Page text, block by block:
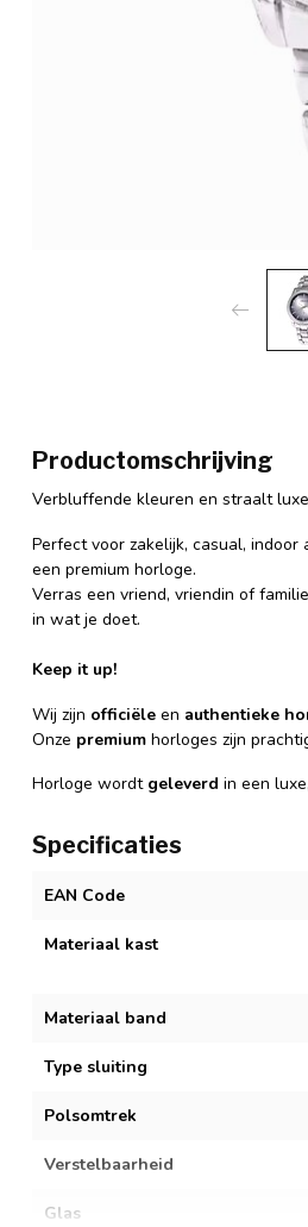
Productomschrijving
Verbluffende kleuren en straalt
Perfect voor zakelijk, casual, indoor
een premium horloge.
Verras een vriend, vriendin of
in wat je doet.
Keep it up!
Wij zijn officiële en authentieke
Onze premium horloges zijn
Horloge wordt geleverd in een
Specificaties
EAN Code
Materiaal kast
Materiaal band
Type sluiting
Polsomtrek
Verstelbaarheid
Glas